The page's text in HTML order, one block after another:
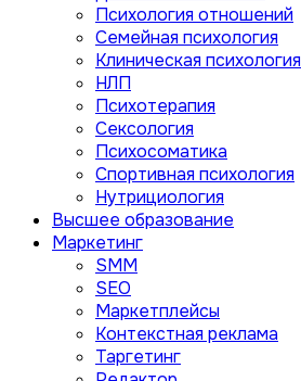
Психология отношений
Семейная психология
Клиническая психология
НЛП
Психотерапия
Сексология
Психосоматика
Спортивная психология
Нутрициология
Высшее образование
Маркетинг
SMM
SEO
Маркетплейсы
Контекстная реклама
Таргетинг